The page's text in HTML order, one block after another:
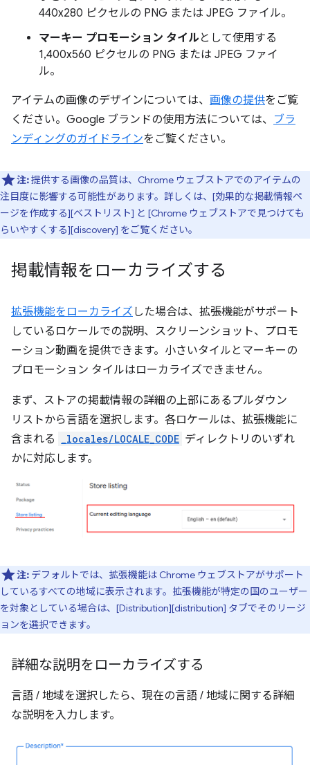
440x280 ピクセルの PNG または JPEG ファイル。
マーキー プロモーション タイル として使用する
1,400x560 ピクセルの PNG または JPEG ファイ
ル。
アイテムの画像のデザインについては、 画像の提供をご覧
ください。Google ブランドの使用方法については、 ブラ
ンディングのガイドラインをご覧ください。
注:提供する画像の品質は、Chrome ウェブストアでのアイテムの
注目度に影響する可能性があります。詳しくは、[効果的な掲載情報ペ
ージを作成する][ベストリスト] と [Chrome ウェブストアで見つけても
らいやすくする][discovery] をご覧ください。
掲載情報をローカライズする
拡張機能をローカライズ した場合は、拡張機能がサポート
しているロケールでの説明、スクリーンショット、プロモ
ーション動画を提供できます。小さいタイルとマーキーの
プロモーション タイルはローカライズできません。
まず、ストアの掲載情報の詳細の上部にあるプルダウン
リストから言語を選択します。各ロケールは、拡張機能に
含まれる _locales/LOCALE_CODE ディレクトリのいずれ
かに対応します。
注: デフォルトでは、拡張機能は Chrome ウェブストアがサポート
しているすべての地域に表示されます。拡張機能が特定の国のユーザー
を対象としている場合は、[Distribution][distribution] タブでそのリージ
ョンを選択できます。
詳細な説明をローカライズする
言語 / 地域を選択したら、現在の言語 / 地域に関する詳細
な説明を入力します。